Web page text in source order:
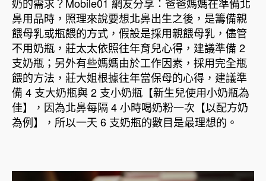
鼻用品時，照理來說要想北鼻出生之後，是籌備親
餵母乳或瓶餵的方式，假設是採用親餵母乳，儘管
不用奶瓶，莊太太依照往年育兒心得，建議準備 2
支奶瓶；另外有些媽媽由於工作因素，採用完全瓶
餵的方法，莊大姐根據往年當保母的心得，建議準
備 4 支大奶瓶與 2 支小奶瓶【新生兒使用小奶瓶為
佳】，因為北鼻每隔 4 小時喝奶粉一次【以配方奶
為例】，所以一天 6 支奶瓶的數目是最理想的。